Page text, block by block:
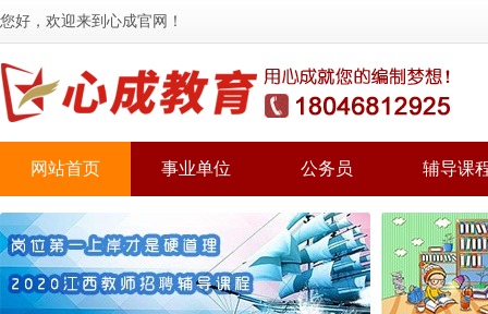
您好，欢迎来到心成官网！
网站首页 事业单位 公务员 辅导课